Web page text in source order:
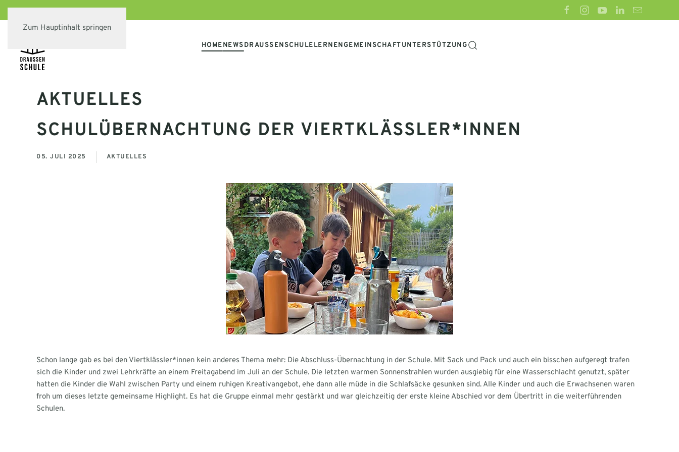
Zum Hauptinhalt springen
HOMENEWSDRAUSSENSCHULE LERNENGEMEINSCHAFTUNTERSTÜTZUNG
AKTUELLES
SCHULÜBERNACHTUNG DER VIERTKLÄSSLER*INNEN
05. JULI 2025 AKTUELLES
Schon lange gab es bei den Viertklässler*innen kein anderes Thema mehr: Die Abschluss-Übernachtung in der Schule. Mit Sack und Pack und auch ein bisschen aufgeregt trafen
sich die Kinder und zwei Lehrkräfte an einem Freitagabend im Juli an der Schule. Die letzten warmen Sonnenstrahlen wurden ausgiebig für eine Wasserschlacht genutzt, später
hatten die Kinder die Wahl zwischen Party und einem ruhigen Kreativangebot, ehe dann alle müde in die Schlafsäcke gesunken sind. Alle Kinder und auch die Erwachsenen waren
froh um dieses letzte gemeinsame Highlight. Es hat die Gruppe einmal mehr gestärkt und war gleichzeitig der erste kleine Abschied vor dem Übertritt in die weiterführenden
Schulen.